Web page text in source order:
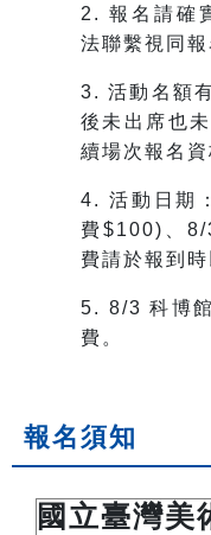
2. 報名請確
法聯繫視同報
3. 活動名額
後未出席也
續場次報名資
4. 活動日期
費$100)、
費請於報到時
5. 8/3 科博
費。
報名須知
國立臺灣美